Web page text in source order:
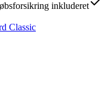
inkluderet
Classic